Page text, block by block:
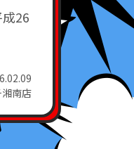
26
南店